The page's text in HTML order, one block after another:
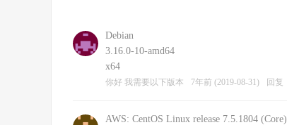
Debian
3.16.0-10-amd64
x64
你好 我需要以下版本 7年前 (2019-08-31) 回复
AWS: CentOS Linux release 7.5.1804 (Core)